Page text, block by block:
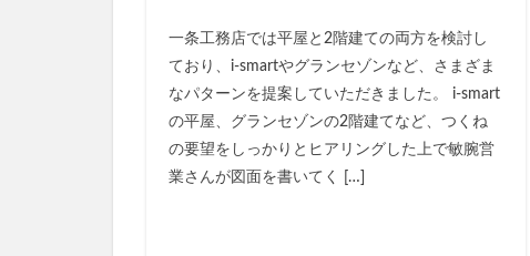
一条工務店では平屋と2階建ての両方を検討し
ており、i-smartやグランセゾンなど、さまざま
なパターンを提案していただきました。 i-smart
の平屋、グランセゾンの2階建てなど、つくね
の要望をしっかりとヒアリングした上で敏腕営
業さんが図面を書いてく […]